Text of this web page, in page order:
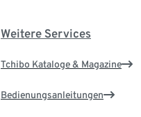
Weitere Services
Tchibo Kataloge & Magazine
Bedienungsanleitungen